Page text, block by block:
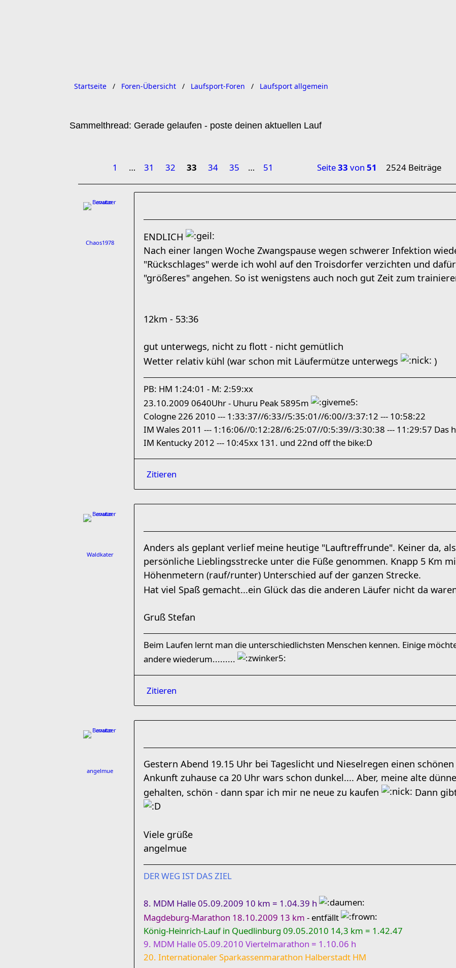
Startseite Foren-Übersicht Laufsport-Foren Laufsport allgemein
Sammelthread: Gerade gelaufen - poste deinen aktuellen Lauf
1 … 31 32 33 34 35 … 51 Seite33 von 51 2524 Beiträge
Chaos1978
ENDLICH
Nach einer langen Woche Zwangspause wegen schwerer Infektion
"Rückschlages" werde ich wohl auf den Troisdorfer verzichten und
"größeres" angehen. So ist wenigstens auch noch gut Zeit zum
12km - 53:36
gut unterwegs, nicht zu flott - nicht gemütlich
Wetter relativ kühl (war schon mit Läufermütze unterwegs
)
PB: HM 1:24:01 - M: 2:59:xx
23.10.2009 0640Uhr - Uhuru Peak 5895m
Cologne 226 2010 --- 1:33:37//6:33//5:35:01//6:00//3:37:12 --- 10:58:22
IM Wales 2011 --- 1:16:06//0:12:28//6:25:07//0:5:39//3:30:38 --- 11:29:57 Das
IM Kentucky 2012 --- 10:45xx 131. und 22nd off the bike:D
Zitieren
Waldkater
Anders als geplant verlief meine heutige "Lauftreffrunde". Keiner da,
persönliche Lieblingsstrecke unter die Füße genommen. Knapp 5 Km
Höhenmetern (rauf/runter) Unterschied auf der ganzen Strecke.
Hat viel Spaß gemacht...ein Glück das die anderen Läufer nicht da
Gruß Stefan
Beim Laufen lernt man die unterschiedlichsten Menschen kennen. Einige
andere wiederum.........
Zitieren
angelmue
Gestern Abend 19.15 Uhr bei Tageslicht und Nieselregen einen
Ankunft zuhause ca 20 Uhr wars schon dunkel.... Aber, meine alte
gehalten, schön - dann spar ich mir ne neue zu kaufen
Dann
Viele grüße
angelmue
DER WEG IST DAS ZIEL
8. MDM Halle 05.09.2009 10 km = 1.04.39 h
Magdeburg-Marathon 18.10.2009 13 km - entfällt
König-Heinrich-Lauf in Quedlinburg 09.05.2010 14,3 km = 1.42.47
9. MDM Halle 05.09.2010 Viertelmarathon = 1.10.06 h
20. Internationaler Sparkassenmarathon Halberstadt HM